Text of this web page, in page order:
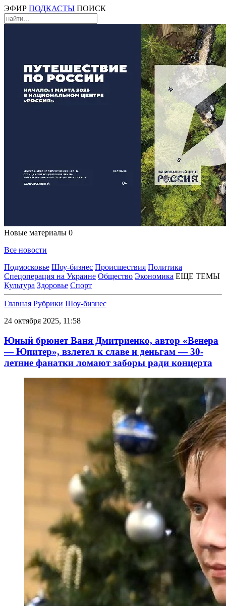
ЭФИР ПОДКАСТЫ ПОИСК
Новые материалы 0
Все новости
Подмосковье Шоу-бизнес Происшествия Политика
Спецоперация на Украине Общество Экономика ЕЩЕ ТЕМЫ
Культура Здоровье Спорт
Главная Рубрики Шоу-бизнес
24 октября 2025, 11:58
Юный брюнет Ваня Дмитриенко, автор «Венера
— Юпитер», взлетел к славе и деньгам — 30-
летние фанатки ломают заборы ради концерта